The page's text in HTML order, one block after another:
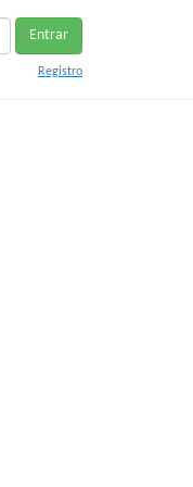
Entrar
Registro